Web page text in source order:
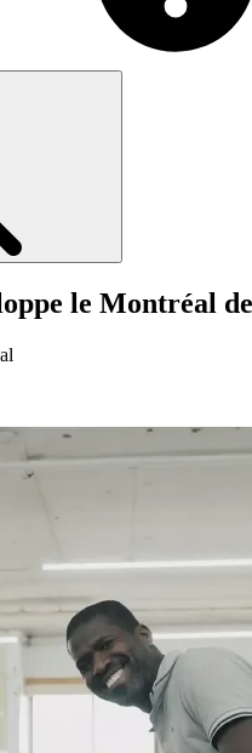
le Montréal de